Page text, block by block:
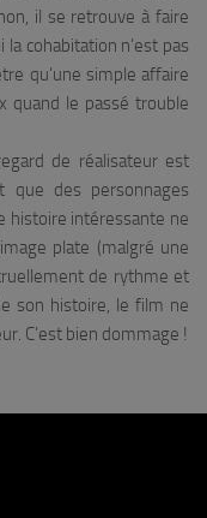
il se retrouve à faire
cohabitation n’est pas
qu’une simple affaire
quand le passé trouble
de réalisateur est
des personnages
histoire intéressante ne
plate (malgré une
de rythme et
son histoire, le film ne
C’est bien dommage !